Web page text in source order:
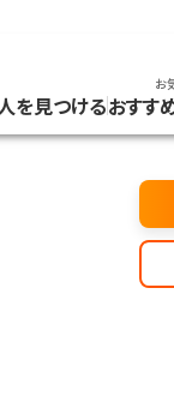
お
を見つけるおすす